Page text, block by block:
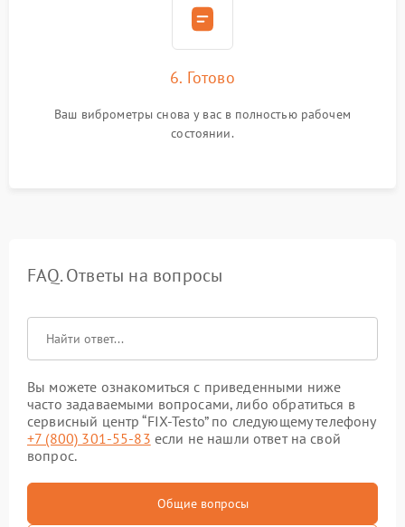
6. Готово
Ваш виброметры снова у вас в полностью рабочем
состоянии.
FAQ. Ответы на вопросы
Вы можете ознакомиться с приведенными ниже
часто задаваемыми вопросами, либо обратиться в
сервисный центр “FIX-Testo” по следующему телефону
+7 (800) 301-55-83 если не нашли ответ на свой
вопрос.
Общие вопросы